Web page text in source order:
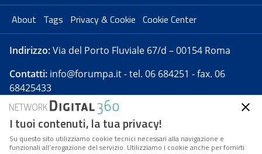
About Tags Privacy & Cookie Cookie Center
Indirizzo:Via del Porto Fluviale 67/d – 00154 Roma
Contatti: info@forumpa.it- tel. 06 684251 - fax. 06
68425433
Forumpa.itè una pubblicazione telematica iscritta
presso Registro della stampa del Tribunale di Roma -
Reg. n. 182 del 2 maggio 2008 - Direttore resp. Michela
I tuoi contenuti, la tua privacy!
Su questo sito utilizziamo cookie tecnici necessari alla navigazione e
funzionali all’erogazione del servizio. Utilizziamo i cookie anche per fornirti